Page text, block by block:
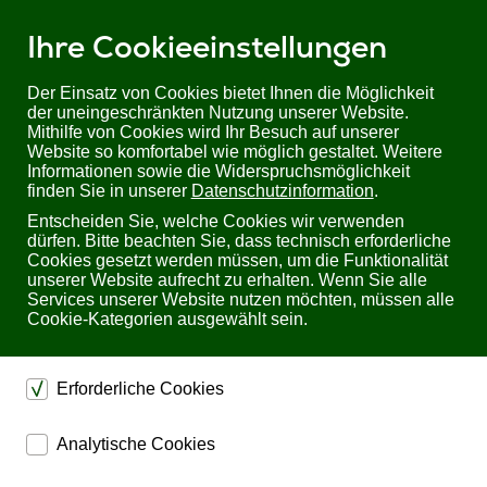
Ihre Cookieeinstellungen
Der Einsatz von Cookies bietet Ihnen die Möglichkeit
der uneingeschränkten Nutzung unserer Website.
Mithilfe von Cookies wird Ihr Besuch auf unserer
Website so komfortabel wie möglich gestaltet. Weitere
Informationen sowie die Widerspruchsmöglichkeit
finden Sie in unserer Datenschutzinformation.
Entscheiden Sie, welche Cookies wir verwenden
dürfen. Bitte beachten Sie, dass technisch erforderliche
Cookies gesetzt werden müssen, um die Funktionalität
unserer Website aufrecht zu erhalten. Wenn Sie alle
Services unserer Website nutzen möchten, müssen alle
Cookie-Kategorien ausgewählt sein.
Erforderliche Cookies
dienen dem technischen einwandfreien Betrieb unserer
Website.
Analytische Cookies
Sie befinden sich hier:Startseite Produkte USV
USV bis 10kVA
Delta Amplon RT-Serie
Delta Amplon RT-8K | Long BackUp | einphasig, 8 kVA/ 8 kW
Delta Amplon RT-8K Long BackUp einphasig, 8
kVA/ 8 kW